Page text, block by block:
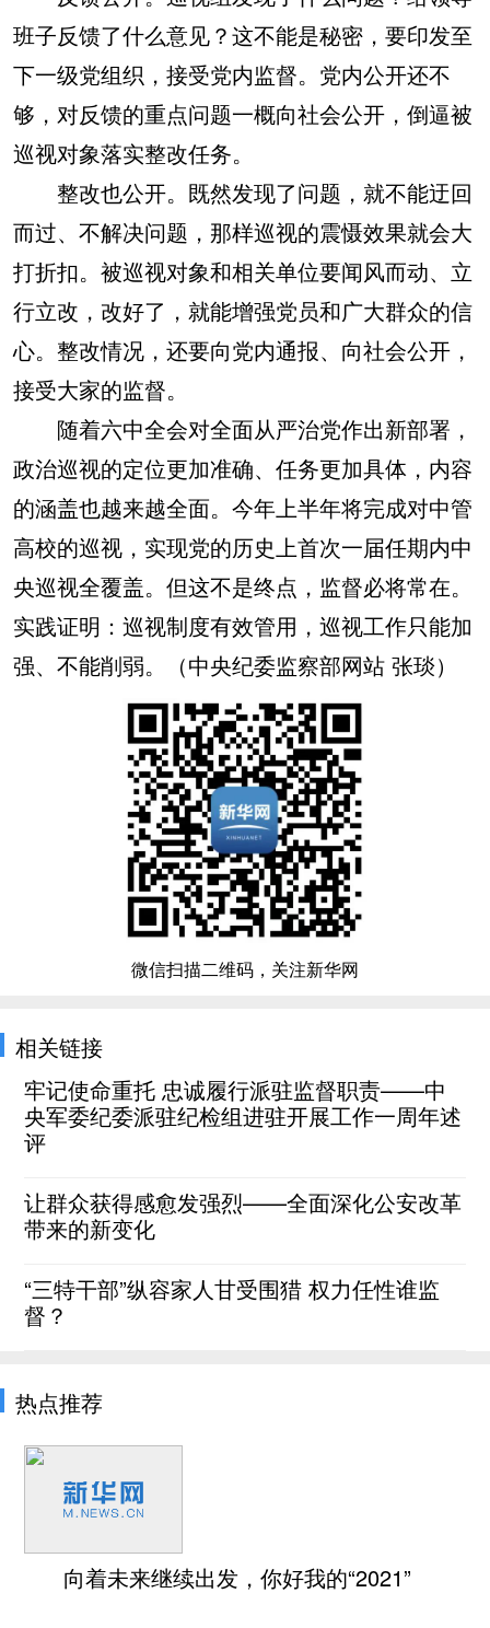
班子反馈了什么意见？这不能是秘密，要印发至
下一级党组织，接受党内监督。党内公开还不
够，对反馈的重点问题一概向社会公开，倒逼被
巡视对象落实整改任务。
整改也公开。 既然发现了问题，就不能迂回
而过、不解决问题，那样巡视的震慑效果就会大
打折扣。被巡视对象和相关单位要闻风而动、立
行立改，改好了，就能增强党员和广大群众的信
心。整改情况，还要向党内通报、向社会公开，
接受大家的监督。
随着六中全会对全面从严治党作出新部署，
政治巡视的定位更加准确、任务更加具体，内容
的涵盖也越来越全面。今年上半年将完成对中管
高校的巡视，实现党的历史上首次一届任期内中
央巡视全覆盖。但这不是终点，监督必将常在。
实践证明：巡视制度有效管用，巡视工作只能加
强、不能削弱。（中央纪委监察部网站 张琰）
微信扫描二维码，关注新华网
相关链接
牢记使命重托 忠诚履行派驻监督职责——中
央军委纪委派驻纪检组进驻开展工作一周年述
评
让群众获得感愈发强烈——全面深化公安改革
带来的新变化
“三特干部”纵容家人甘受围猎 权力任性谁监
督？
热点推荐
向着未来继续出发，你好我的“2021”